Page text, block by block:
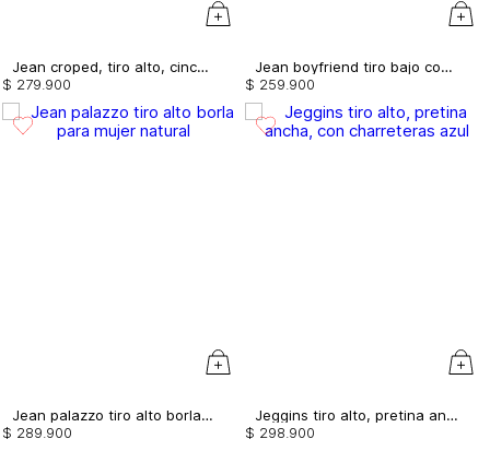
Jean croped, tiro alto, cinco bolsillos, con guardapolvo
$ 279 900
Jean boyfriend tiro bajo con destroyer
$ 259 900
Jean palazzo tiro alto borla para mujer
$ 289 900
Jeggins tiro alto, pretina ancha, con charreteras
$ 298 900